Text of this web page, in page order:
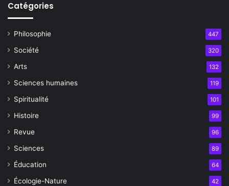
Catégories
Philosophie 447
Société 320
Arts 132
Sciences humaines 119
Spiritualité 101
Histoire 99
Revue 96
Sciences 89
Éducation 64
Écologie-Nature 42